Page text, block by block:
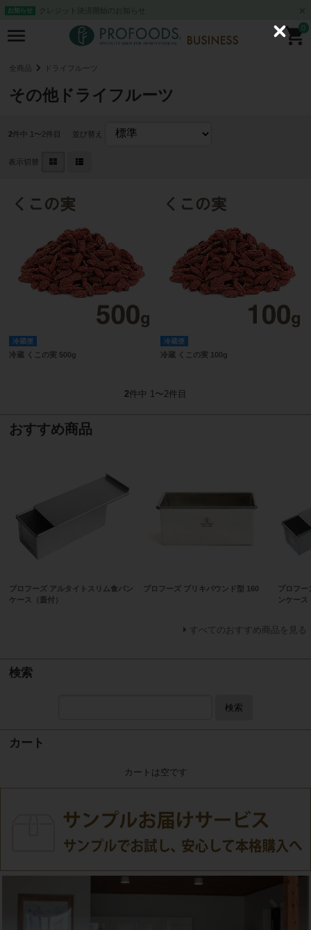
お知らせ クレジット決済開始のお知らせ
0
全商品 ドライフルーツ
その他ドライフルーツ
2件中 1〜2件目 並び替え
表示切替
冷蔵便
冷蔵 くこの実 500g
冷蔵便
冷蔵 くこの実 100g
2件中 1〜2件目
おすすめ商品
プロフーズ アルタイトスリム食パン
ケース（蓋付）
プロフーズ ブリキパウンド型 160
プロフー
ンケース
すべてのおすすめ商品を見る
検索
検索
カート
カートは空です
C